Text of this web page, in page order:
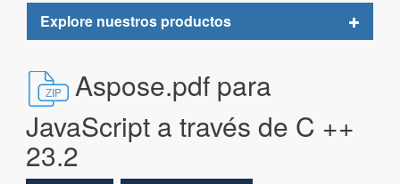
Explore nuestros productos
Toggle
Aspose.pdf para
JavaScript a través de C ++
23.2